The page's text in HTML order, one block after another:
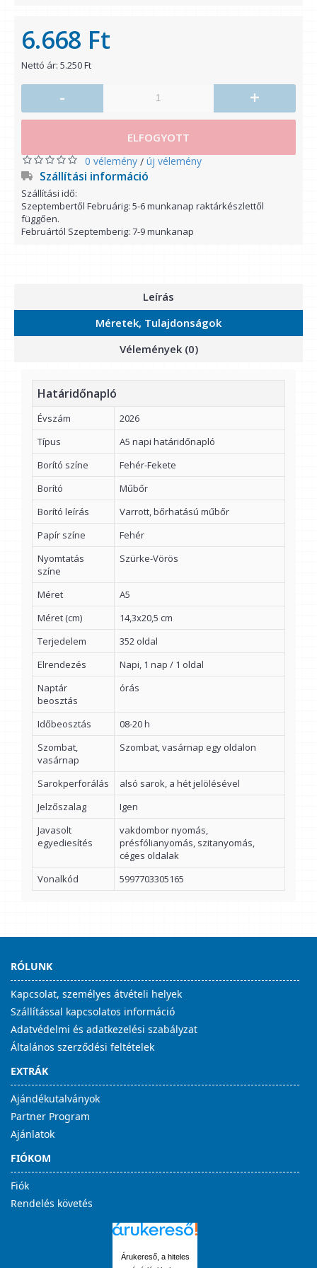
6.668 Ft
Nettó ár: 5.250 Ft
- +
ELFOGYOTT
0 vélemény / új vélemény
Szállítási információ
Szállítási idő:
Szeptembertől Februárig: 5-6 munkanap raktárkészlettől
függően.
Februártól Szeptemberig: 7-9 munkanap
Leírás
Méretek, Tulajdonságok
Vélemények (0)
Határidőnapló
Évszám
2026
Típus
A5 napi határidőnapló
Borító színe
Fehér-Fekete
Borító
Műbőr
Borító leírás
Varrott, bőrhatású műbőr
Papír színe
Fehér
Nyomtatás
színe
Szürke-Vörös
Méret
A5
Méret (cm)
14,3x20,5 cm
Terjedelem
352 oldal
Elrendezés
Napi, 1 nap / 1 oldal
Naptár
beosztás
órás
Időbeosztás
08-20 h
Szombat,
vasárnap
Szombat, vasárnap egy oldalon
Sarokperforálás
alsó sarok, a hét jelölésével
Jelzőszalag
Igen
Javasolt
egyediesítés
vakdombor nyomás,
présfólianyomás, szitanyomás,
céges oldalak
Vonalkód
5997703305165
RÓLUNK
Kapcsolat, személyes átvételi helyek
Szállítással kapcsolatos információ
Adatvédelmi és adatkezelési szabályzat
Általános szerződési feltételek
EXTRÁK
Ajándékutalványok
Partner Program
Ajánlatok
FIÓKOM
Fiók
Rendelés követés
Árukereső, a hiteles